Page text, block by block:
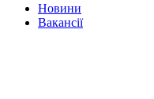
Новини
Вакансії